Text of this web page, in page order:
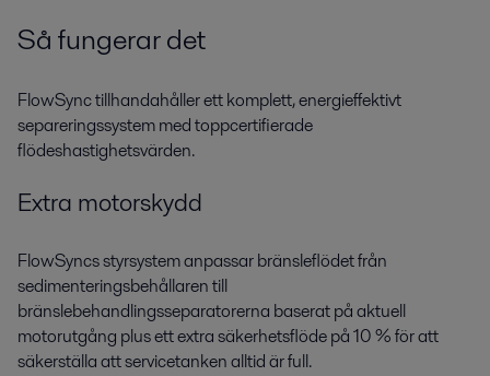
Så fungerar det
FlowSync tillhandahåller ett komplett, energieffektivt
separeringssystem med toppcertifierade
flödeshastighetsvärden.
Extra motorskydd
FlowSyncs styrsystem anpassar bränsleflödet från
sedimenteringsbehållaren till
bränslebehandlingsseparatorerna baserat på aktuell
motorutgång plus ett extra säkerhetsflöde på 10 % för att
säkerställa att servicetanken alltid är full.